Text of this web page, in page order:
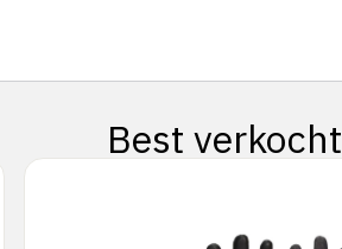
Best verkocht